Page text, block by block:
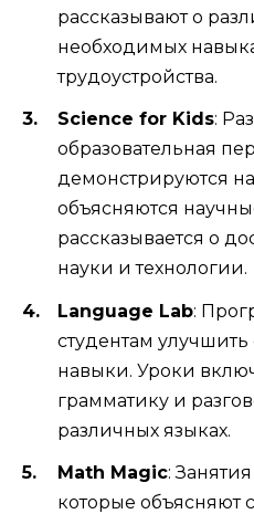
рассказывают о
необходимых
трудоустройства.
Science for Kids:
образовательная
демонстрируются
объясняются
рассказывается о
науки и технологии.
Language Lab:
студентам
навыки. Уроки
грамматику и
различных языках.
Math Magic:
которые